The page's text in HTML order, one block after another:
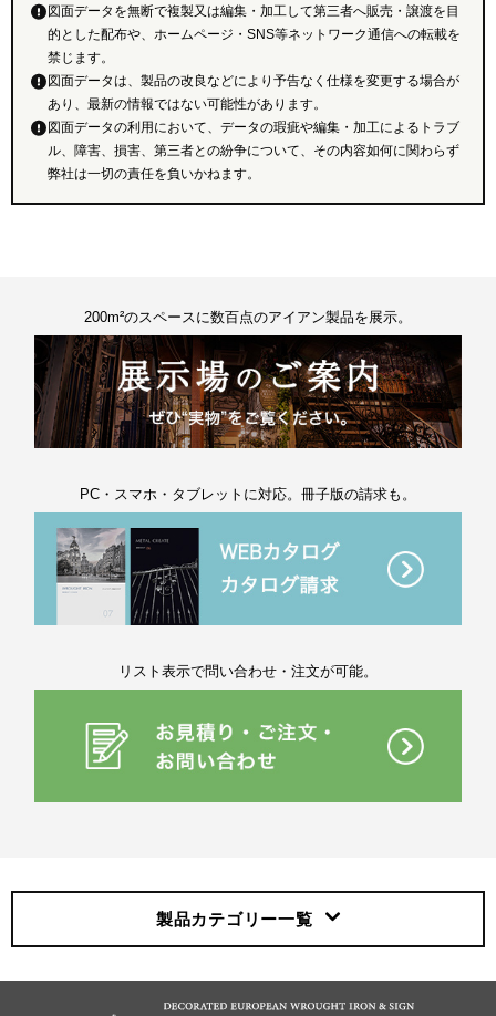
図面データを無断で複製又は編集・加工して第三者へ販売・譲渡を目
的とした配布や、ホームページ・SNS等ネットワーク通信への転載を
禁じます。
図面データは、製品の改良などにより予告なく仕様を変更する場合が
あり、最新の情報ではない可能性があります。
図面データの利用において、データの瑕疵や編集・加工によるトラブ
ル、障害、損害、第三者との紛争について、その内容如何に関わらず
弊社は一切の責任を負いかねます。
200m²のスペースに数百点のアイアン製品を展示。
PC・スマホ・タブレットに対応。冊子版の請求も。
リスト表示で問い合わせ・注文が可能。
製品カテゴリー一覧